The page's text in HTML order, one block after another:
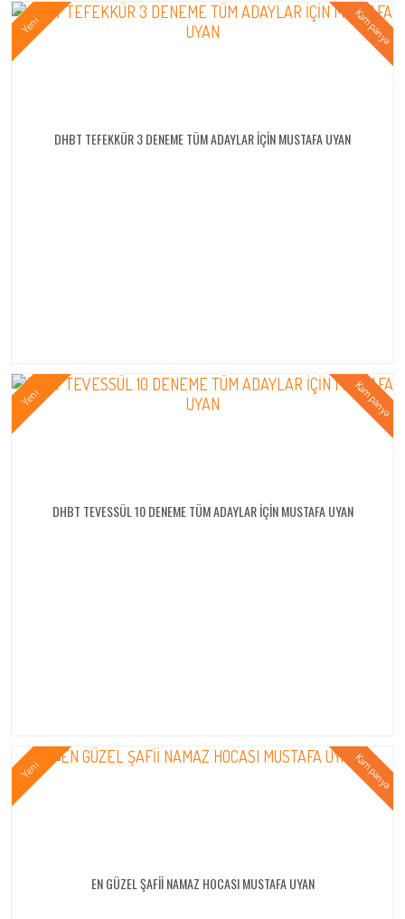
DHBT TEFEKKÜR 3 DENEME TÜM ADAYLAR İÇİN MUSTAFA UYAN
DHBT TEVESSÜL 10 DENEME TÜM ADAYLAR İÇİN MUSTAFA UYAN
EN GÜZEL ŞAFİİ NAMAZ HOCASI MUSTAFA UYAN